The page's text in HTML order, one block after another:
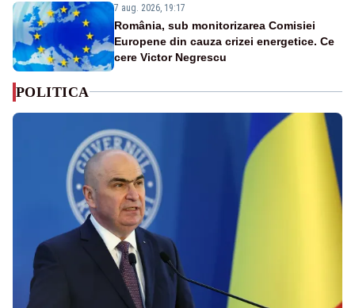
7 aug. 2026, 19:17
România, sub monitorizarea Comisiei
Europene din cauza crizei energetice. Ce
cere Victor Negrescu
POLITICA